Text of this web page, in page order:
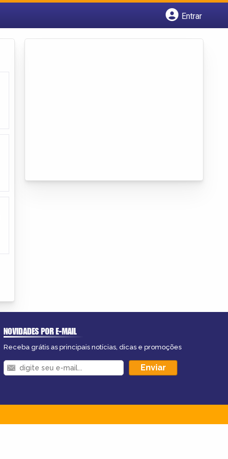
Entrar
NOVIDADES POR E-MAIL
Receba grátis as principais notícias, dicas e promoções